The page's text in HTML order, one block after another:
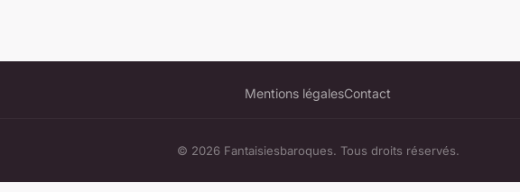
Mentions légalesContact
© 2026 Fantaisiesbaroques. Tous droits réservés.